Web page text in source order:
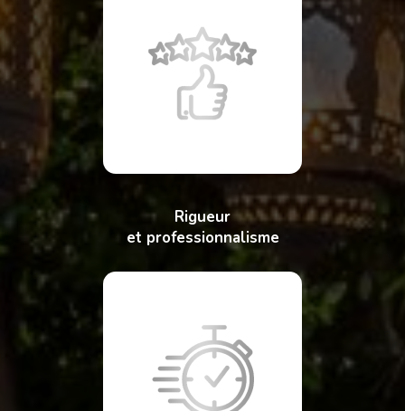
Rigueur
et professionnalisme